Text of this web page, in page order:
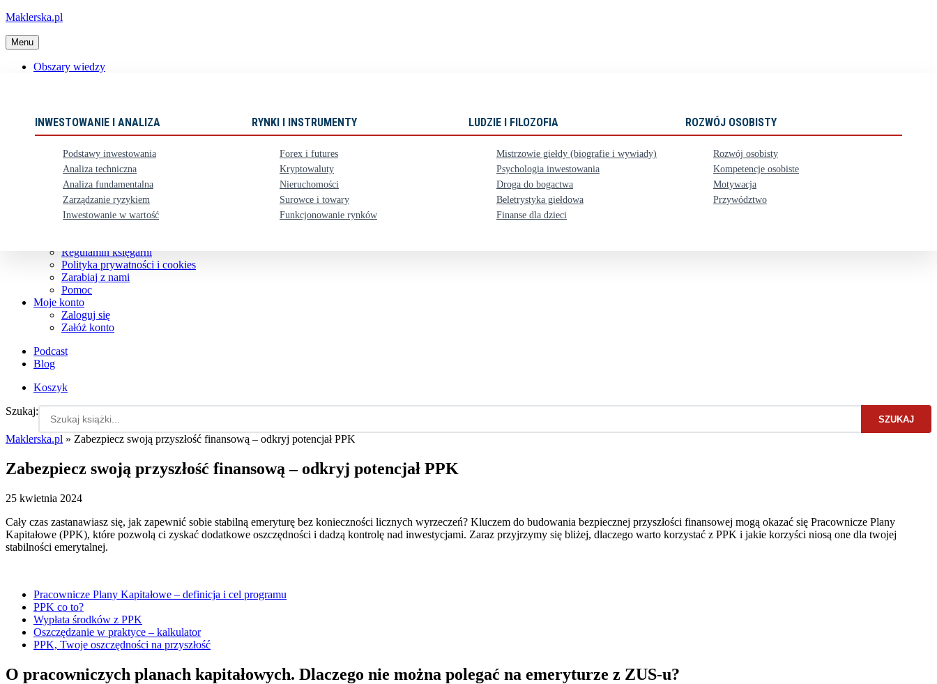
Maklerska.pl
Menu
Obszary wiedzy
INWESTOWANIE I ANALIZA
Podstawy inwestowania
Analiza techniczna
Analiza fundamentalna
Zarządzanie ryzykiem
Inwestowanie w wartość
RYNKI I INSTRUMENTY
Forex i futures
Kryptowaluty
Nieruchomości
Surowce i towary
Funkcjonowanie rynków
LUDZIE I FILOZOFIA
Mistrzowie giełdy (biografie i wywiady)
Psychologia inwestowania
Droga do bogactwa
Beletrystyka giełdowa
Finanse dla dzieci
ROZWÓJ OSOBISTY
Rozwój osobisty
Kompetencje osobiste
Motywacja
Przywództwo
Ebooki
Karty upominkowe
⏳ Zapowiedzi
Obsługa klienta
Koszty dostawy
Nasze konto bankowe
Regulamin księgarni
Polityka prywatności i cookies
Zarabiaj z nami
Pomoc
Moje konto
Zaloguj się
Załóż konto
Podcast
Blog
Koszyk
Szukaj:
SZUKAJ
Maklerska.pl » Zabezpiecz swoją przyszłość finansową – odkryj potencjał PPK
Zabezpiecz swoją przyszłość finansową – odkryj potencjał PPK
25 kwietnia 2024
Cały czas zastanawiasz się, jak zapewnić sobie stabilną emeryturę bez konieczności licznych wyrzeczeń? Kluczem do budowania bezpiecznej przyszłości finansowej mogą okazać się Pracownicze Plany
Kapitałowe (PPK), które pozwolą ci zyskać dodatkowe oszczędności i dadzą kontrolę nad inwestycjami. Zaraz przyjrzymy się bliżej, dlaczego warto korzystać z PPK i jakie korzyści niosą one dla twojej
stabilności emerytalnej.
Pracownicze Plany Kapitałowe – definicja i cel programu
PPK co to?
Wypłata środków z PPK
Oszczędzanie w praktyce – kalkulator
PPK, Twoje oszczędności na przyszłość
O pracowniczych planach kapitałowych. Dlaczego nie można polegać na emeryturze z ZUS-u?